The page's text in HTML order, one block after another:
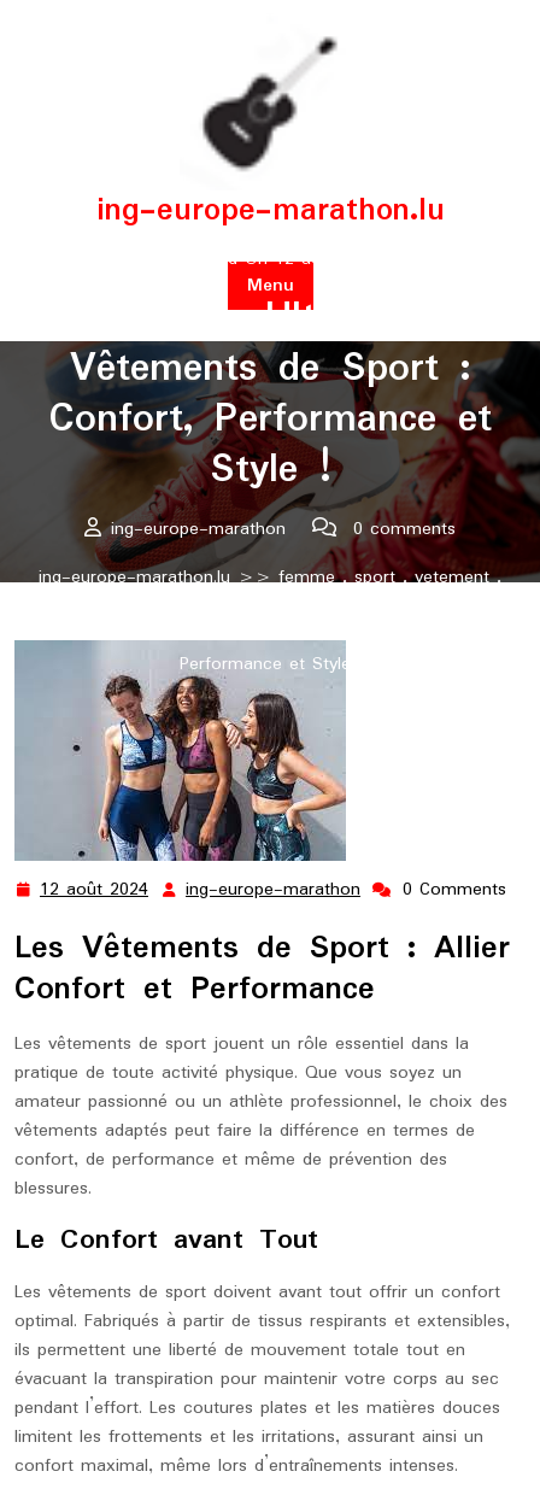
ing-europe-marathon.lu
Menu
Posted On 12 août 2024
Le Guide Ultime des
Vêtements de Sport :
Confort, Performance et
Style !
ing-europe-marathon
0 comments
ing-europe-marathon.lu>>femme,sport,vetement,
>> Le Guide Ultime des Vêtements de Sport : Confort,
Performance et Style !
12 août 2024 12
2024
ing-europe-marathon ing-
marathon
0 Comments
Les Vêtements de Sport : Allier
Confort et Performance
Les vêtements de sport jouent un rôle essentiel dans la
pratique de toute activité physique. Que vous soyez un
amateur passionné ou un athlète professionnel, le choix des
vêtements adaptés peut faire la différence en termes de
confort, de performance et même de prévention des
blessures.
Le Confort avant Tout
Les vêtements de sport doivent avant tout offrir un confort
optimal. Fabriqués à partir de tissus respirants et extensibles,
ils permettent une liberté de mouvement totale tout en
évacuant la transpiration pour maintenir votre corps au sec
pendant l’effort. Les coutures plates et les matières douces
limitent les frottements et les irritations, assurant ainsi un
confort maximal, même lors d’entraînements intenses.